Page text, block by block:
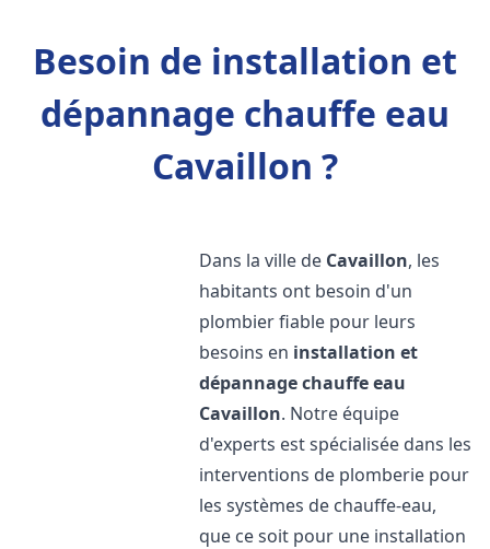
Besoin de installation et
dépannage chauffe eau
Cavaillon ?
Dans la ville de Cavaillon, les
habitants ont besoin d'un
plombier fiable pour leurs
besoins en installation et
dépannage chauffe eau
Cavaillon. Notre équipe
d'experts est spécialisée dans les
interventions de plomberie pour
les systèmes de chauffe-eau,
que ce soit pour une installation